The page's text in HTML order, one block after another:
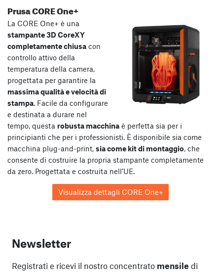
Prusa CORE One+
La CORE One+ è una
stampante 3D CoreXY
completamente chiusa con
controllo attivo della
temperatura della camera,
progettata per garantire la
massima qualità e velocità di
stampa. Facile da configurare
e destinata a durare nel
tempo, questa robusta macchina è perfetta sia per i
principianti che per i professionisti. È disponibile sia come
macchina plug-and-print, sia come kit di montaggio, che
consente di costruire la propria stampante completamente
da zero. Progettata e costruita nell’UE.
Visualizza dettagli CORE One+
Newsletter
Registrati e ricevi il nostro concentrato mensile di